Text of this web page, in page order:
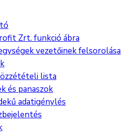
Zrt. funkció ábra
vezetőinek felsorolása
lista
és panaszok
adatigénylés